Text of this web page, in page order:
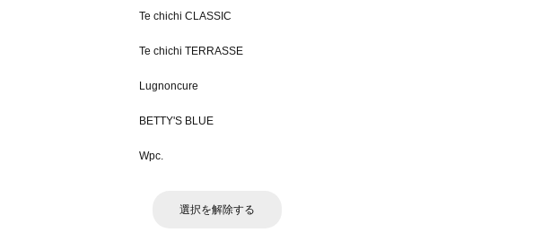
Te chichi CLASSIC
Te chichi TERRASSE
Lugnoncure
BETTY'S BLUE
Wpc.
選択を解除する